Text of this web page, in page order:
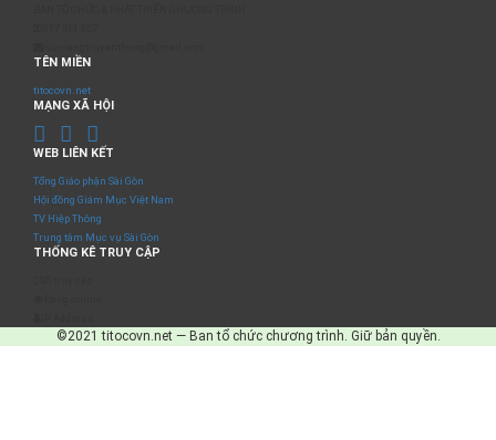
TÊN MIỀN
titocovn.net
MẠNG XÃ HỘI
WEB LIÊN KẾT
Tổng Giáo phận Sài Gòn
Hội đồng Giám Mục Việt Nam
TV Hiệp Thông
Trung tâm Mục vụ Sài Gòn
THỐNG KÊ TRUY CẬP
©2021 titocovn.net — Ban tổ chức chương trình. Giữ bản quyền.